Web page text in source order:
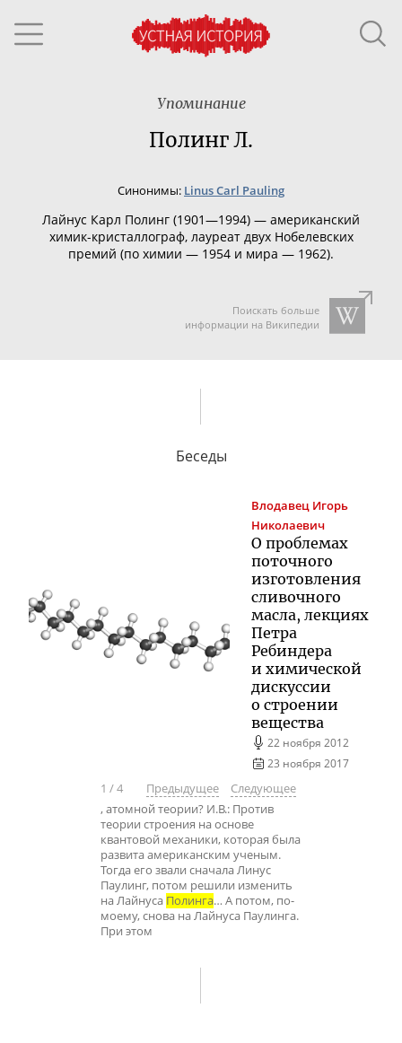
Упоминание
Полинг Л.
Синонимы: Linus Carl Pauling
Лайнус Карл Полинг (1901—1994) — американский
химик-кристаллограф, лауреат двух Нобелевских
премий (по химии — 1954 и мира — 1962).
Поискать больше
информации на Википедии
Беседы
Влодавец Игорь
Николаевич
О проблемах
поточного
изготовления
сливочного
масла, лекциях
Петра
Ребиндера
и химической
дискуссии
о строении
вещества
22 ноября 2012
23 ноября 2017
1 /4 Предыдущее
Следующее
, атомной теории? И.В.: Против
теории строения на основе
квантовой механики, которая была
развита американским ученым.
Тогда его звали сначала Линус
Паулинг, потом решили изменить
на Лайнуса Полинга… А потом, по-
моему, снова на Лайнуса Паулинга.
При этом